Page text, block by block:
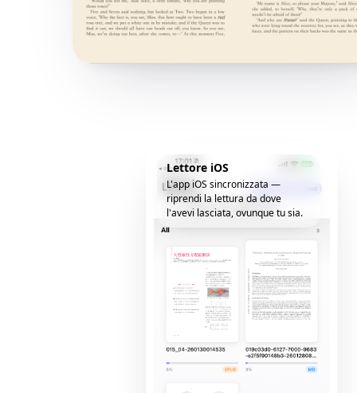
Lettore iOS
L'app iOS sincronizzata —
riprendi la lettura da dove
l'avevi lasciata, ovunque tu sia.